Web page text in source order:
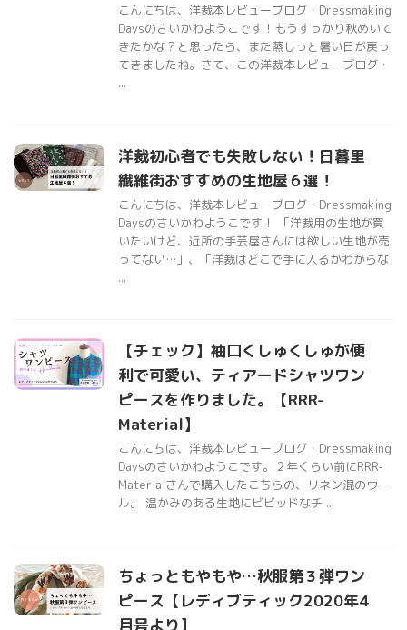
こんにちは、洋裁本レビューブログ・Dressmaking
Daysのさいかわようこです！もうすっかり秋めいて
きたかな？と思ったら、また蒸しっと暑い日が戻っ
てきましたね。さて、この洋裁本レビューブログ・
...
洋裁初心者でも失敗しない！日暮里
繊維街おすすめの生地屋６選！
こんにちは、洋裁本レビューブログ・Dressmaking
Daysのさいかわようこです！ 「洋裁用の生地が買
いたいけど、近所の手芸屋さんには欲しい生地が売
ってない…」、「洋裁はどこで手に入るかわからな
...
【チェック】袖口くしゅくしゅが便
利で可愛い、ティアードシャツワン
ピースを作りました。【RRR-
Material】
こんにちは、洋裁本レビューブログ・Dressmaking
Daysのさいかわようこです。２年くらい前にRRR-
Materialさんで購入したこちらの、リネン混のウー
ル。 温かみのある生地にビビッドなチ ...
ちょっともやもや…秋服第３弾ワン
ピース【レディブティック2020年4
月号より】